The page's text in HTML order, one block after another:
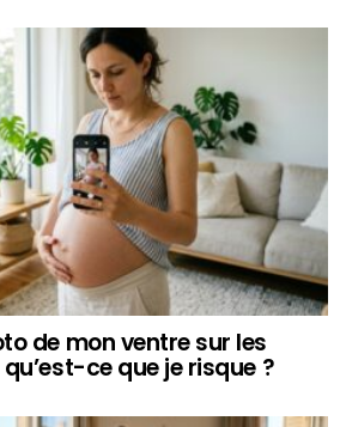
de mon ventre sur les
ce que je risque ?